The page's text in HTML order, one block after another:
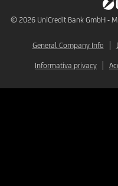
© 2026 UniCredit Bank GmbH -
General Company Info
Informativa privacy